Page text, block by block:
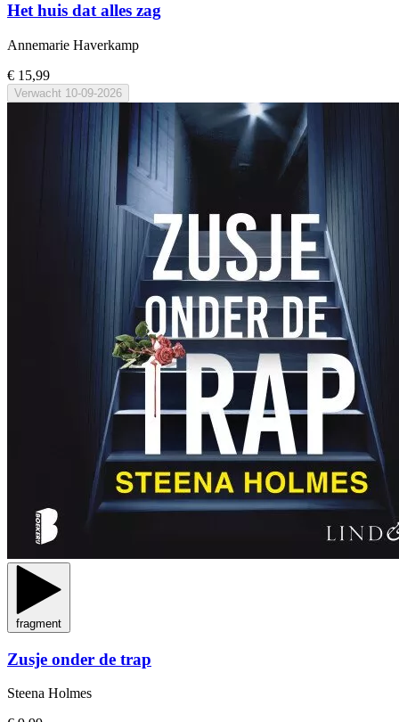
Het huis dat alles zag
Annemarie Haverkamp
€ 15,99
Verwacht 10-09-2026
fragment
Zusje onder de trap
Steena Holmes